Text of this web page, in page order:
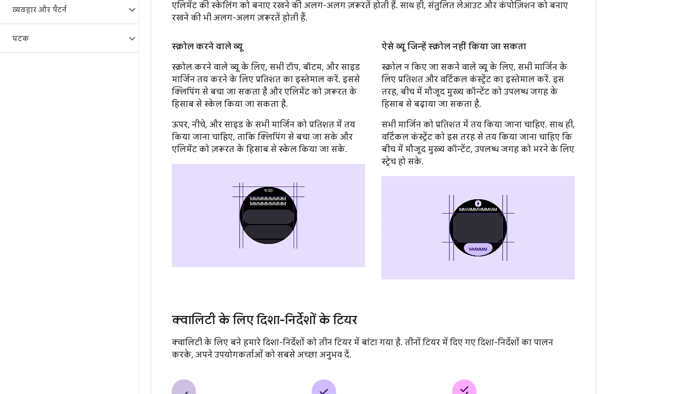
व्यवहार और पैटर्न
घटक
एलिमेंट की स्केलिंग को बनाए रखने की अलग-अलग ज़रूरतें होती हैं. साथ ही, संतुलित लेआउट और कंपोज़िशन को बनाए
रखने की भी अलग-अलग ज़रूरतें होती हैं.
स्क्रोल करने वाले व्यू
स्क्रोल करने वाले व्यू के लिए, सभी टॉप, बॉटम, और साइड
मार्जिन तय करने के लिए प्रतिशत का इस्तेमाल करें. इससे
क्लिपिंग से बचा जा सकता है और एलिमेंट को ज़रूरत के
हिसाब से स्केल किया जा सकता है.
ऊपर, नीचे, और साइड के सभी मार्जिन को प्रतिशत में तय
किया जाना चाहिए, ताकि क्लिपिंग से बचा जा सके और
एलिमेंट को ज़रूरत के हिसाब से स्केल किया जा सके.
ऐसे व्यू जिन्हें स्क्रोल नहीं किया जा सकता
स्क्रोल न किए जा सकने वाले व्यू के लिए, सभी मार्जिन के
लिए प्रतिशत और वर्टिकल कंस्ट्रेंट का इस्तेमाल करें. इस
तरह, बीच में मौजूद मुख्य कॉन्टेंट को उपलब्ध जगह के
हिसाब से बढ़ाया जा सकता है.
सभी मार्जिन को प्रतिशत में तय किया जाना चाहिए. साथ ही,
वर्टिकल कंस्ट्रेंट को इस तरह से तय किया जाना चाहिए कि
बीच में मौजूद मुख्य कॉन्टेंट, उपलब्ध जगह को भरने के लिए
स्ट्रेच हो सके.
क्वालिटी के लिए दिशा-निर्देशों के टियर
क्वालिटी के लिए बने हमारे दिशा-निर्देशों को तीन टियर में बांटा गया है. तीनों टियर में दिए गए दिशा-निर्देशों का पालन
करके, अपने उपयोगकर्ताओं को सबसे अच्छा अनुभव दें.